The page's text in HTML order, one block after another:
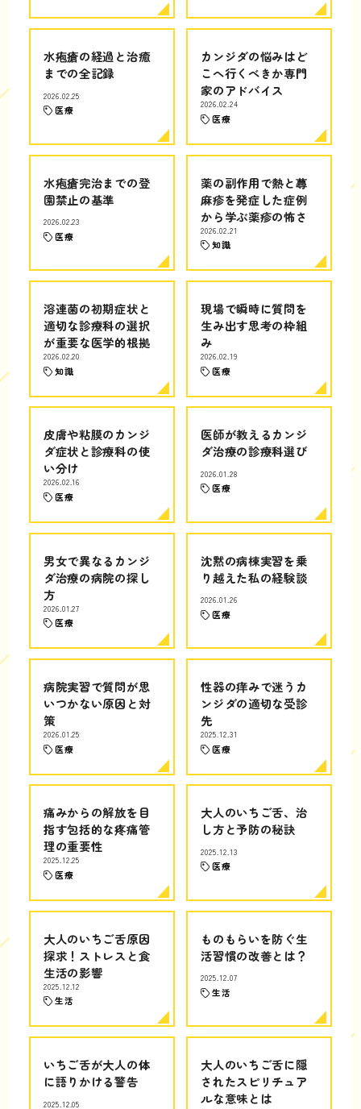
水疱瘡の経過と治癒
までの全記録
2026.02.25
医療
カンジダの悩みはど
こへ行くべきか専門
家のアドバイス
2026.02.24
医療
水疱瘡完治までの登
園禁止の基準
2026.02.23
医療
薬の副作用で熱と蕁
麻疹を発症した症例
から学ぶ薬疹の怖さ
2026.02.21
知識
溶連菌の初期症状と
適切な診療科の選択
が重要な医学的根拠
2026.02.20
知識
現場で瞬時に質問を
生み出す思考の枠組
み
2026.02.19
医療
皮膚や粘膜のカンジ
ダ症状と診療科の使
い分け
2026.02.16
医療
医師が教えるカンジ
ダ治療の診療科選び
2026.01.28
医療
男女で異なるカンジ
ダ治療の病院の探し
方
2026.01.27
医療
沈黙の病棟実習を乗
り越えた私の経験談
2026.01.26
医療
病院実習で質問が思
いつかない原因と対
策
2026.01.25
医療
性器の痒みで迷うカ
ンジダの適切な受診
先
2025.12.31
医療
痛みからの解放を目
指す包括的な疼痛管
理の重要性
2025.12.25
医療
大人のいちご舌、治
し方と予防の秘訣
2025.12.13
医療
大人のいちご舌原因
探求！ストレスと食
生活の影響
2025.12.12
生活
ものもらいを防ぐ生
活習慣の改善とは？
2025.12.07
生活
いちご舌が大人の体
に語りかける警告
2025.12.05
大人のいちご舌に隠
されたスピリチュア
ルな意味とは